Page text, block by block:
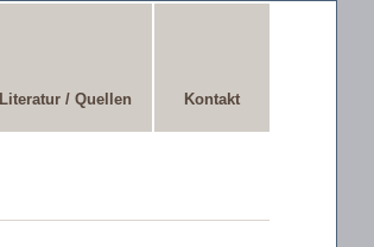
Literatur / Quellen Kontakt